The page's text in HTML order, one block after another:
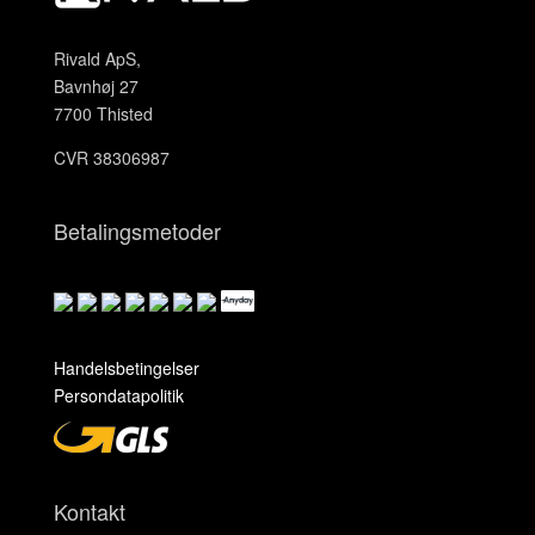
Rivald ApS,
Bavnhøj 27
7700 Thisted
CVR 38306987
Betalingsmetoder
Handelsbetingelser
Persondatapolitik
Kontakt